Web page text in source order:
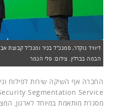
דיוויד גוקלר, סמנכ"ל בכיר ומנכ"ל
הבמה בברלין. צילום: פלי הנמר
מסגרת מותאמת במיוחד לארגון,